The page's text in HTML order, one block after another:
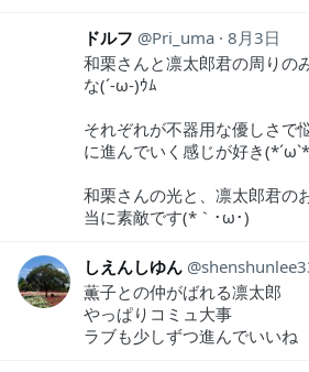
ドルフ Pri_uma 8月3日
和栗さんと凛太郎君の周りの
な(´-ω-)ｳﾑ
それぞれが不器用な優しさで
に進んでいく感じが好き
和栗さんの光と、凛太郎君の
当に素敵です(*｀･ω･)ゞ
しえんしゆん
薫子との仲がばれる凛太郎
やっぱりコミュ大事
ラブも少しずつ進んでいいね